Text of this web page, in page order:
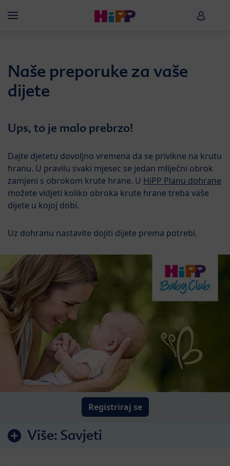
Menü HiPP
Naše preporuke za vaše
dijete
Ups, to je malo prebrzo!
Dajte djetetu dovoljno vremena da se privikne na krutu
hranu. U pravilu svaki mjesec se jedan mliječni obrok
zamjeni s obrokom krute hrane. U HiPP Planu dohrane
možete vidjeti koliko obroka krute hrane treba vaše
dijete u kojoj dobi.
Uz dohranu nastavite dojiti dijete prema potrebi.
Registriraj se
Više: Savjeti